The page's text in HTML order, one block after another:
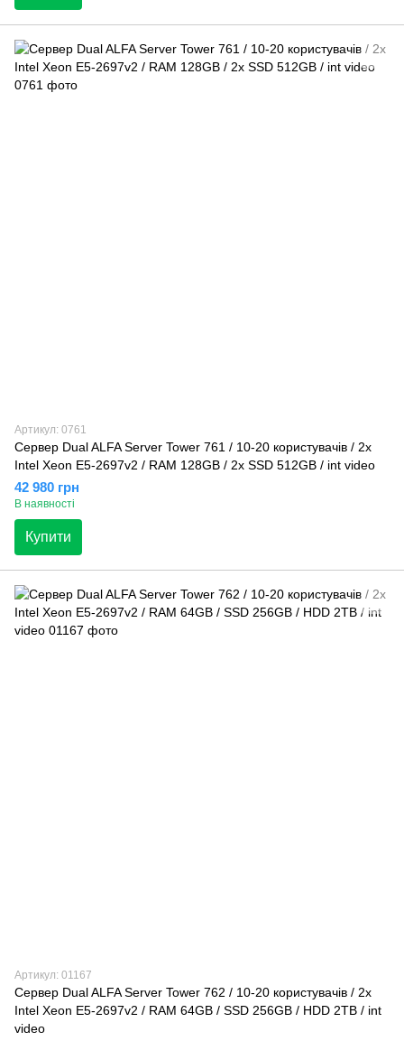
Артикул: 0761
Сервер Dual ALFA Server Tower 761 / 10-20 користувачів / 2х
Intel Xeon E5-2697v2 / RAM 128GB / 2x SSD 512GB / int video
42 980 грн
В наявності
Купити
Артикул: 01167
Сервер Dual ALFA Server Tower 762 / 10-20 користувачів / 2х
Intel Xeon E5-2697v2 / RAM 64GB / SSD 256GB / HDD 2TB / int
video